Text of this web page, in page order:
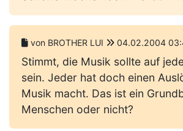
von BROTHER LUI 04.02.2004
Stimmt, die Musik sollte auf
sein. Jeder hat doch einen
Musik macht. Das ist ein
Menschen oder nicht?